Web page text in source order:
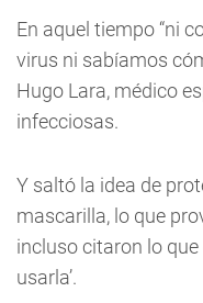
En aquel tiempo “ni
virus ni sabíamos
Hugo Lara, médico
infecciosas.
Y saltó la idea de
mascarilla, lo que
incluso citaron lo que
usarla’.